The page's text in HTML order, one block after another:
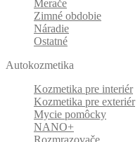
Merače
Zimné obdobie
Náradie
Ostatné
Autokozmetika
Kozmetika pre interiér
Kozmetika pre exteriér
Mycie pomôcky
NANO+